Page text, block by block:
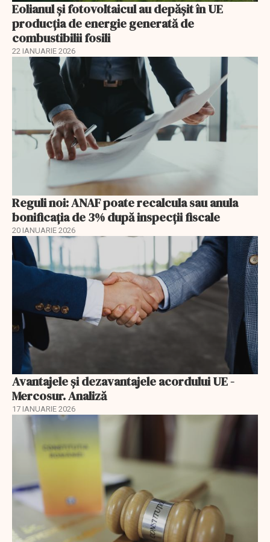
Eolianul și fotovoltaicul au depășit în UE
producția de energie generată de
combustibilii fosili
22 IANUARIE 2026
Reguli noi: ANAF poate recalcula sau anula
bonificația de 3% după inspecții fiscale
20 IANUARIE 2026
Avantajele şi dezavantajele acordului UE -
Mercosur. Analiză
17 IANUARIE 2026